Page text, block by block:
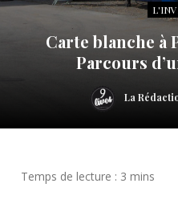
Carte blanche à
Parcours
La